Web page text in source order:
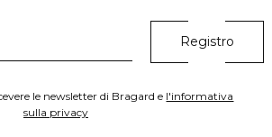
le newsletter di Bragard e l'informativa
sulla privacy